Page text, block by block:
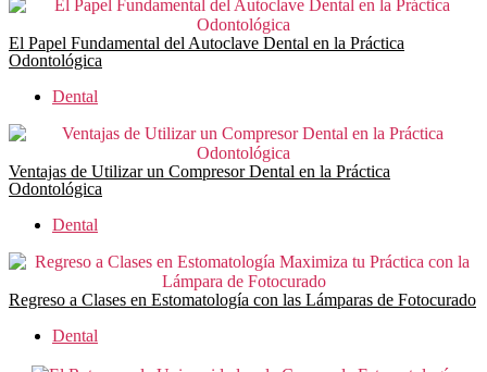
El Papel Fundamental del Autoclave Dental en la Práctica
Odontológica
Dental
Ventajas de Utilizar un Compresor Dental en la Práctica
Odontológica
Dental
Regreso a Clases en Estomatología con las Lámparas de Fotocurado
Dental